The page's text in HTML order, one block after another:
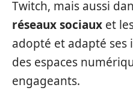
Twitch, mais aussi
réseaux sociaux et
adopté et adapté
des espaces
engageants.